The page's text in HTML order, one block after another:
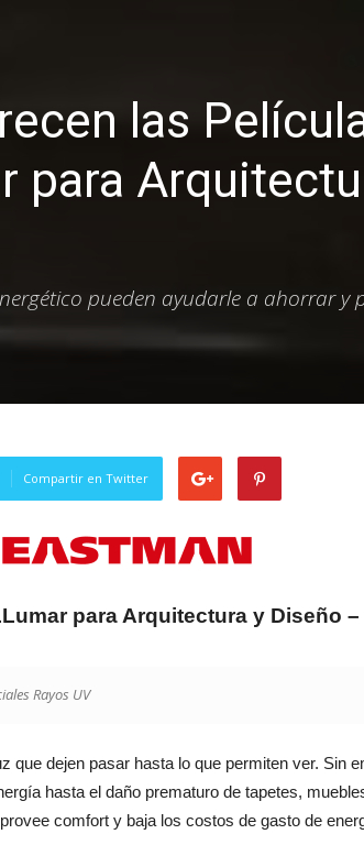
las
para
pueden ayudarle a ahorrar y
Compartir en Twitter
para Arquitectura y Diseño
Rayos UV
dejen pasar hasta lo que permiten ver. Sin
hasta el daño prematuro de tapetes,
comfort y baja los costos de gasto de